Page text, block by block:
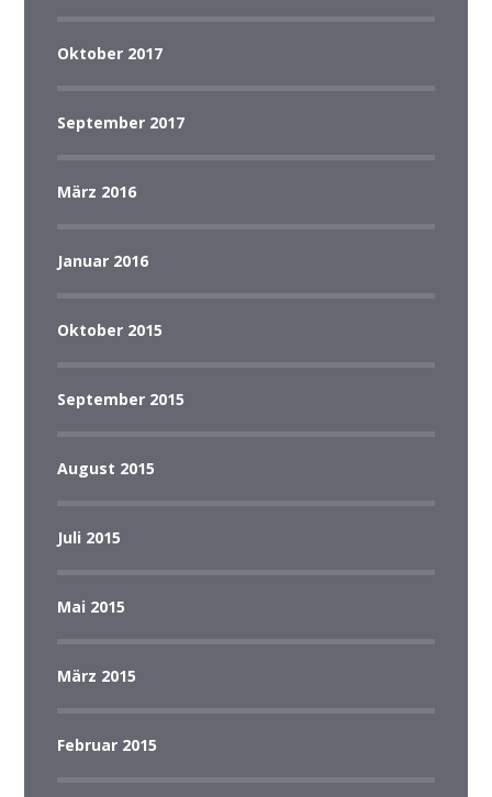
Oktober 2017
September 2017
März 2016
Januar 2016
Oktober 2015
September 2015
August 2015
Juli 2015
Mai 2015
März 2015
Februar 2015